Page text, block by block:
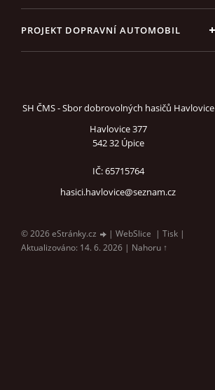
PROJEKT DOPRAVNÍ AUTOMOBIL
SH ČMS - Sbor dobrovolných hasičů Havlovice
Havlovice 377
542 32 Úpice
IČ: 65715764
hasici.havlovice@seznam.cz
© 2026 eStránky.cz | WebSlice | Tisk |
Aktualizováno: 14. 6. 2026 | Nahoru ↑